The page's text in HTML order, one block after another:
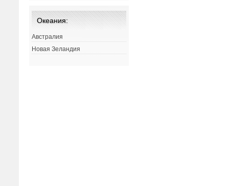
Океания:
Австралия
Новая Зеландия